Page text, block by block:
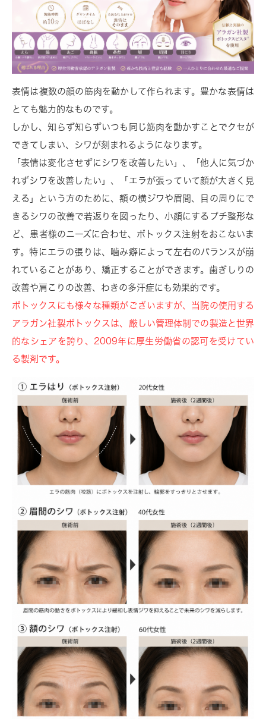
表情は複数の顔の筋肉を動かして作られます。豊かな表情は
とても魅力的なものです。
しかし、知らず知らずいつも同じ筋肉を動かすことでクセが
できてしまい、シワが刻まれるようになります。
「表情は変化させずにシワを改善したい」、「他人に気づか
れずシワを改善したい」、「エラが張っていて顔が大きく見
える」という方のために、額の横ジワや眉間、目の周りにで
きるシワの改善で若返りを図ったり、小顔にするプチ整形な
ど、患者様のニーズに合わせ、ボトックス注射をおこないま
す。特にエラの張りは、噛み癖によって左右のバランスが崩
れていることがあり、矯正することができます。歯ぎしりの
改善や肩こりの改善、わきの多汗症にも効果的です。
ボトックスにも様々な種類がございますが、当院の使用する
アラガン社製ボトックスは、厳しい管理体制での製造と世界
的なシェアを誇り、2009年に厚生労働省の認可を受けてい
る製剤です。